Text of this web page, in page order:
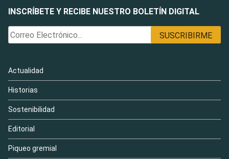
INSCRÍBETE Y RECIBE NUESTRO BOLETÍN DIGITAL
Actualidad
Historias
Sostenibilidad
Editorial
Piqueo gremial